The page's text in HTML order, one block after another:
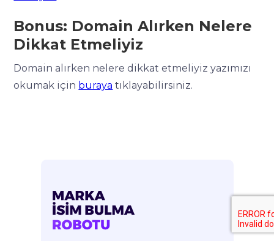
Bonus: Domain Alırken Nelere
Dikkat Etmeliyiz
Domain alırken nelere dikkat etmeliyiz yazımızı
okumak için buraya tıklayabilirsiniz.